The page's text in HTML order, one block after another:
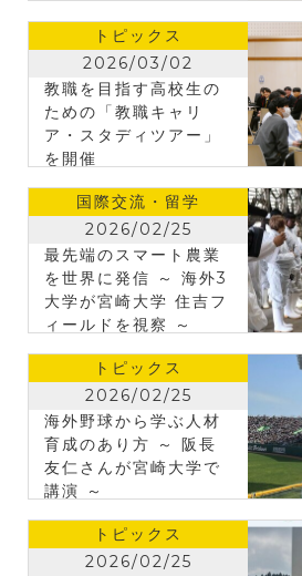
トピックス
2026/03/02
教職を目指す高校生の
ための「教職キャリ
ア・スタディツアー」
を開催
国際交流・留学
2026/02/25
最先端のスマート農業
を世界に発信 ～ 海外3
大学が宮崎大学 住吉フ
ィールドを視察 ～
トピックス
2026/02/25
海外野球から学ぶ人材
育成のあり方 ～ 阪長
友仁さんが宮崎大学で
講演 ～
トピックス
2026/02/25